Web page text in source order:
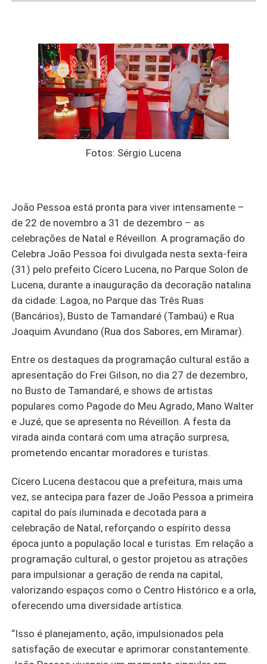
Fotos: Sérgio Lucena
João Pessoa está pronta para viver intensamente –
de 22 de novembro a 31 de dezembro – as
celebrações de Natal e Réveillon. A programação do
Celebra João Pessoa foi divulgada nesta sexta-feira
(31) pelo prefeito Cícero Lucena, no Parque Solon de
Lucena, durante a inauguração da decoração natalina
da cidade: Lagoa, no Parque das Três Ruas
(Bancários), Busto de Tamandaré (Tambaú) e Rua
Joaquim Avundano (Rua dos Sabores, em Miramar).
Entre os destaques da programação cultural estão a
apresentação do Frei Gilson, no dia 27 de dezembro,
no Busto de Tamandaré, e shows de artistas
populares como Pagode do Meu Agrado, Mano Walter
e Juzé, que se apresenta no Réveillon. A festa da
virada ainda contará com uma atração surpresa,
prometendo encantar moradores e turistas.
Cícero Lucena destacou que a prefeitura, mais uma
vez, se antecipa para fazer de João Pessoa a primeira
capital do país iluminada e decotada para a
celebração de Natal, reforçando o espírito dessa
época junto a população local e turistas. Em relação a
programação cultural, o gestor projetou as atrações
para impulsionar a geração de renda na capital,
valorizando espaços como o Centro Histórico e a orla,
oferecendo uma diversidade artística.
“Isso é planejamento, ação, impulsionados pela
satisfação de executar e aprimorar constantemente.